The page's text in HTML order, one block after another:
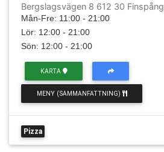
Bergslagsvägen 8 612 30 Finspång
Mån-Fre: 11:00 - 21:00
Lör: 12:00 - 21:00
Sön: 12:00 - 21:00
KARTA
MENY (SAMMANFATTNING)
Pizza